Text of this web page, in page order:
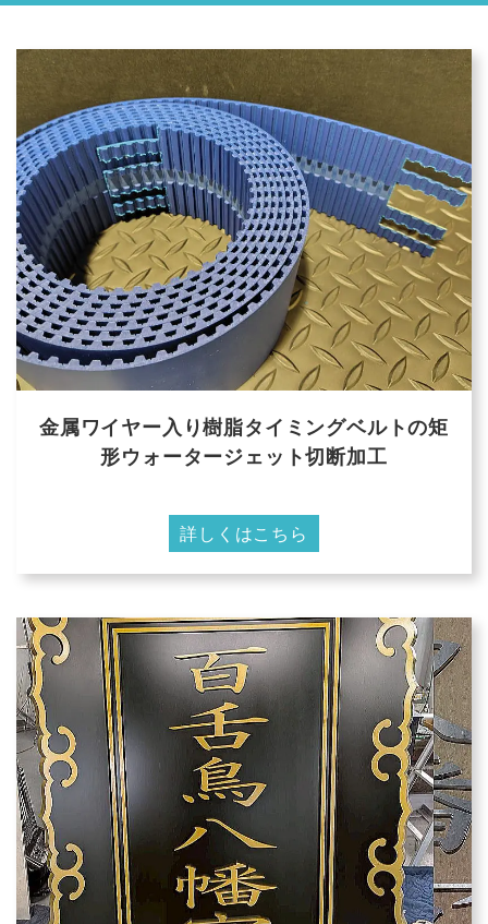
金属ワイヤー入り樹脂タイミングベルトの矩
形ウォータージェット切断加工
詳しくはこちら